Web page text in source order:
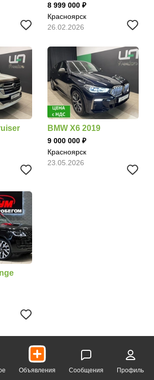
8 999 000
Красноярск
26.02.2026
BMW X6 2019
9 000 000
Красноярск
23.05.2026
Объявления Сообщения Профиль